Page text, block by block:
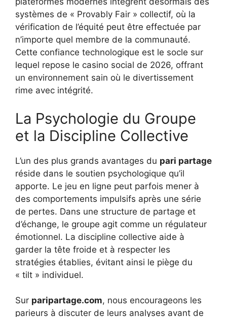
systèmes de « Provably Fair » collectif, où la
vérification de l’équité peut être effectuée par
n’importe quel membre de la communauté.
Cette confiance technologique est le socle sur
lequel repose le casino social de 2026, offrant
un environnement sain où le divertissement
rime avec intégrité.
La Psychologie du Groupe
et la Discipline Collective
L’un des plus grands avantages du pari partage
réside dans le soutien psychologique qu’il
apporte. Le jeu en ligne peut parfois mener à
des comportements impulsifs après une série
de pertes. Dans une structure de partage et
d’échange, le groupe agit comme un régulateur
émotionnel. La discipline collective aide à
garder la tête froide et à respecter les
stratégies établies, évitant ainsi le piège du
« tilt » individuel.
Sur paripartage.com, nous encourageons les
parieurs à discuter de leurs analyses avant de